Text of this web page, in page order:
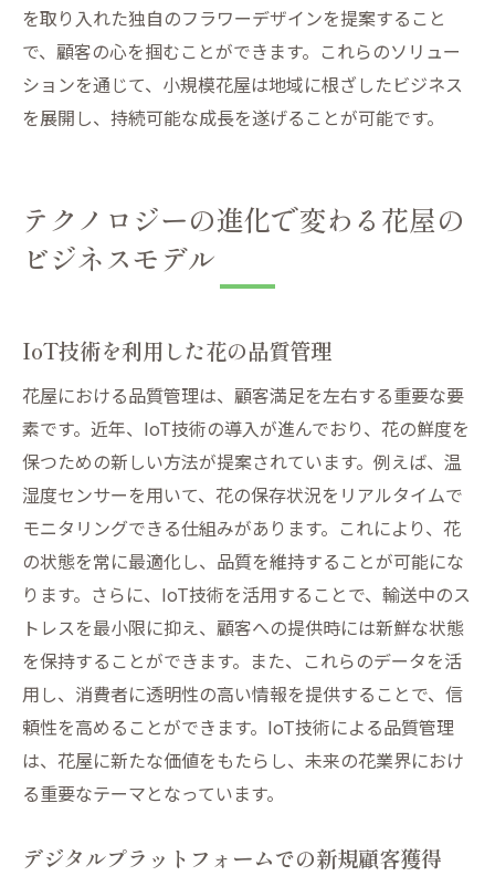
を取り入れた独自のフラワーデザインを提案すること
で、顧客の心を掴むことができます。これらのソリュー
ションを通じて、小規模花屋は地域に根ざしたビジネス
を展開し、持続可能な成長を遂げることが可能です。
テクノロジーの進化で変わる花屋の
ビジネスモデル
IoT技術を利用した花の品質管理
花屋における品質管理は、顧客満足を左右する重要な要
素です。近年、IoT技術の導入が進んでおり、花の鮮度を
保つための新しい方法が提案されています。例えば、温
湿度センサーを用いて、花の保存状況をリアルタイムで
モニタリングできる仕組みがあります。これにより、花
の状態を常に最適化し、品質を維持することが可能にな
ります。さらに、IoT技術を活用することで、輸送中のス
トレスを最小限に抑え、顧客への提供時には新鮮な状態
を保持することができます。また、これらのデータを活
用し、消費者に透明性の高い情報を提供することで、信
頼性を高めることができます。IoT技術による品質管理
は、花屋に新たな価値をもたらし、未来の花業界におけ
る重要なテーマとなっています。
デジタルプラットフォームでの新規顧客獲得